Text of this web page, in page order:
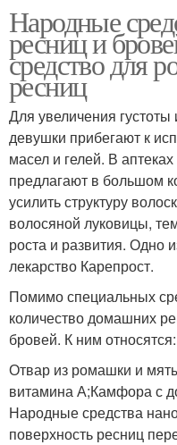
Народные
ресниц и
средство для
ресниц
Для увеличения
девушки прибегают к
масел и гелей. В
предлагают в большом
усилить структуру
волосяной луковицы,
роста и развития. Одно
лекарство Карепрост.
Помимо специальных
количество домашних
бровей. К ним относятся:
Отвар из ромашки и
витамина А;Камфора с
Народные средства
поверхность ресниц